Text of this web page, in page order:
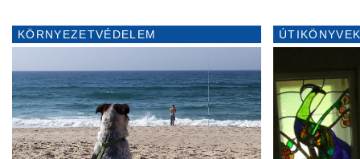
KÖRNYEZETVÉDELEM